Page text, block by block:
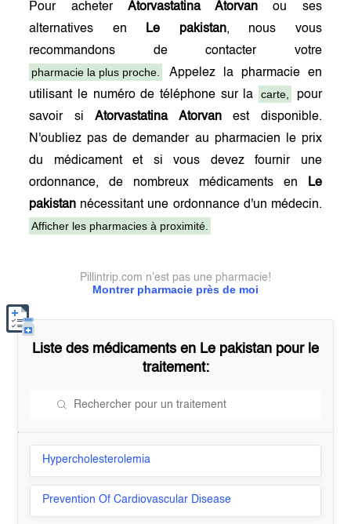
Pour acheter Atorvastatina Atorvan ou ses
alternatives en
Le pakistan, nous vous
recommandons de contacter votre
pharmacie la plus proche.
Appelez la pharmacie en
utilisant le numéro de téléphone sur la
carte,
pour
savoir siAtorvastatina Atorvanest disponible.
N'oubliez pas de demander au pharmacien le prix
du médicament et si vous devez fournir une
ordonnance, de nombreux médicaments en
Le
pakistan nécessitant une ordonnance d'un médecin.
Afficher les pharmacies à proximité.
Montrer pharmacie près de moi
Pillintrip.com n'est pas une pharmacie!
Liste des médicaments en Le pakistan pour le
traitement:
Hypercholesterolemia
Prevention Of Cardiovascular Disease